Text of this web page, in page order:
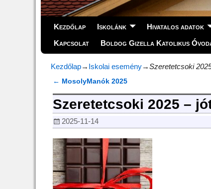
Kezdőlap Iskolánk Hivatalos adatok
Kapcsolat
Boldog Gizella Katolikus
Kezdőlap→ Iskolai esemény→Szeretetcsoki
Bejegyzés navigáció
← MosolyManók 2025
Szeretetcsoki 2025 –
2025-11-14